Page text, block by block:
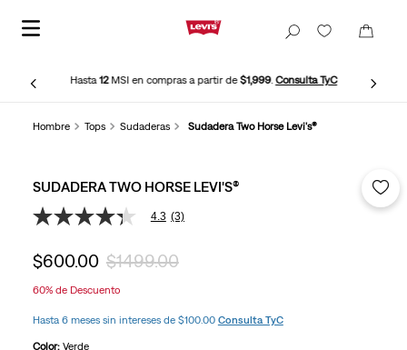
Hasta12MSI en compras a partir de$1,999.Consulta TyC
Hombre Tops Sudaderas Sudadera Two Horse Levi's®
SUDADERA TWO HORSE LEVI'S®
4.3
5
estrellas,
medio
valoración.
Read
4.3 (3)
$600.00 $1499.00
60%de Descuento
Hasta 6 meses sin intereses de $100.00 Consulta TyC
Color: Verde